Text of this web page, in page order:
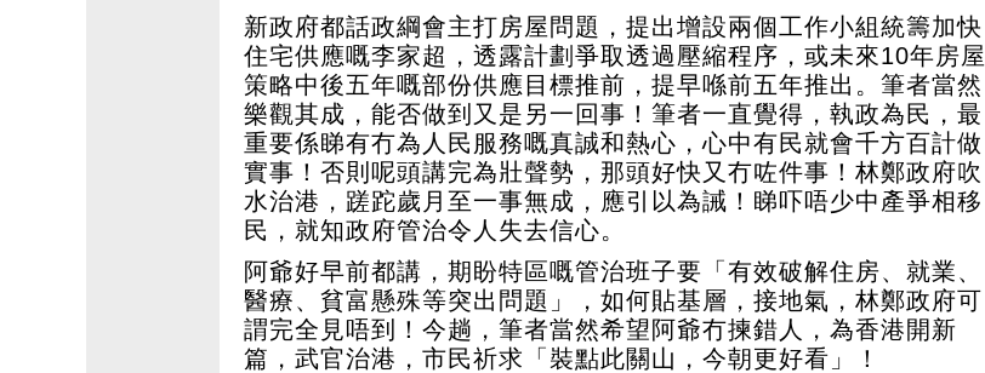
新政府都話政綱會主打房屋問題，提出增設兩個工作小組統籌加快
住宅供應嘅李家超，透露計劃爭取透過壓縮程序，或未來10年房屋
策略中後五年嘅部份供應目標推前，提早喺前五年推出。筆者當然
樂觀其成，能否做到又是另一回事！筆者一直覺得，執政為民，最
重要係睇有冇為人民服務嘅真誠和熱心，心中有民就會千方百計做
實事！否則呢頭講完為壯聲勢，那頭好快又冇咗件事！林鄭政府吹
水治港，蹉跎歲月至一事無成，應引以為誡！睇吓唔少中產爭相移
民，就知政府管治令人失去信心。
阿爺好早前都講，期盼特區嘅管治班子要「有效破解住房、就業、
醫療、貧富懸殊等突出問題」，如何貼基層，接地氣，林鄭政府可
謂完全見唔到！今趟，筆者當然希望阿爺冇揀錯人，為香港開新
篇，武官治港，市民祈求「裝點此關山，今朝更好看」！